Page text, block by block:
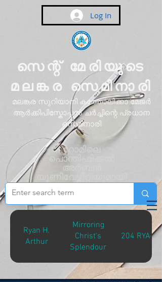
Log In
സെന്റ് മേരിയുടെ
മലങ്കര സെമിനാരി
മലങ്കര സുറിയാനി കത്തോലിക്കാ മേജർ
ആർക്കിപിസ്കോപ്പൽ ചർച്ചിന്റെ പ്രധാന
സെമിനാരി
റോമിലെ
പൊന്തിഫിക്കൽ
അർബൻ
യൂണിവേഴ്സിറ്റിയുമായി
അഫിലിയേറ്റ്
ചെയ്തിരിക്കുന്നു
Ryan H.
Arthur
Mirroring
Christ's
Splendour
204 RYA-M